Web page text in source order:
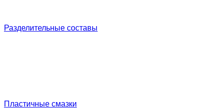
Разделительные составы
Пластичные смазки